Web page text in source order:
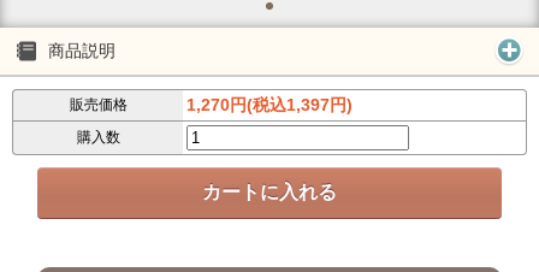
商品説明
販売価格 1,270円(税込1,397円)
購入数